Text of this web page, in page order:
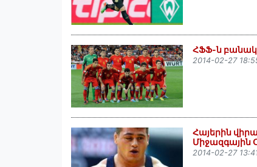
ՀՖՖ-ն
2014-02-27
Հայերին
Միջազգային
2014-02-27